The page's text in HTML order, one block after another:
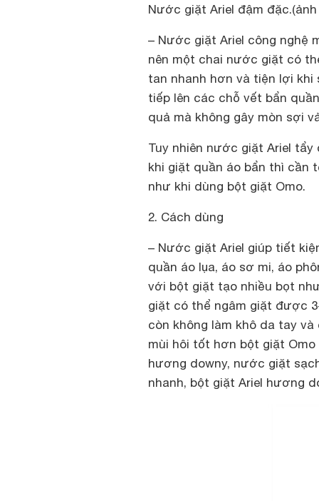
Nước giặt Ariel đậm
– Nước giặt Ariel công nghệ
nên một chai nước giặt có
tan nhanh hơn và tiện lợi
tiếp lên các chỗ vết bẩn
quả mà không gây mòn sợi
Tuy nhiên nước giặt Ariel
khi giặt quần áo bẩn thì cần
như khi dùng bột giặt Omo.
2. Cách dùng
– Nước giặt Ariel giúp tiết
quần áo lụa, áo sơ mi, áo
với bột giặt tạo nhiều bọt
giặt có thể ngâm giặt được
còn không làm khô da tay
mùi hôi tốt hơn bột giặt
hương downy, nước giặt
nhanh, bột giặt Ariel hương